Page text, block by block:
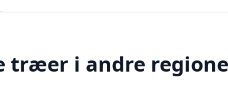
træer i andre